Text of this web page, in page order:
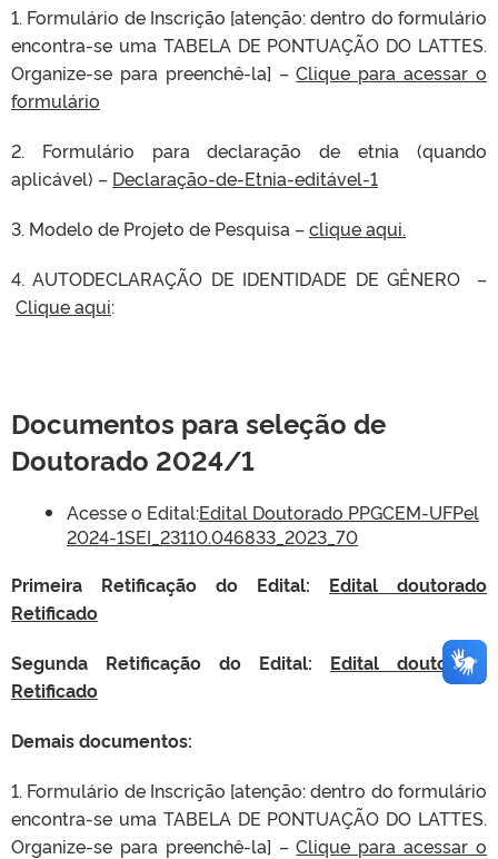
1. Formulário de Inscrição [atenção: dentro do formulário
encontra-se uma TABELA DE PONTUAÇÃO DO LATTES.
Organize-se para preenchê-la] –Clique para acessar o
formulário
2. Formulário para declaração de etnia (quando
aplicável) – Declaração-de-Etnia-editável-1
3. Modelo de Projeto de Pesquisa –clique aqui.
4.AUTODECLARAÇÃO DE IDENTIDADE DE GÊNERO –
Clique aqui:
Documentos para seleção de
Doutorado 2024/1
Acesse o Edital:Edital Doutorado PPGCEM-UFPel
2024-1SEI_23110.046833_2023_70
Primeira Retificação do Edital: Edital doutorado
Retificado
Segunda Retificação do Edital: Edital doutorado
Retificado
Demais documentos:
1. Formulário de Inscrição [atenção: dentro do formulário
encontra-se uma TABELA DE PONTUAÇÃO DO LATTES.
Organize-se para preenchê-la] –Clique para acessar o